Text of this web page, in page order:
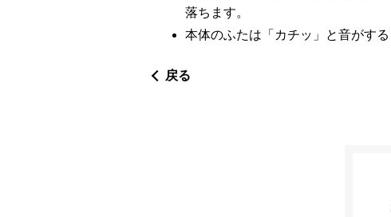
落ちます。
本体のふたは「カチッ」と音がする
戻る